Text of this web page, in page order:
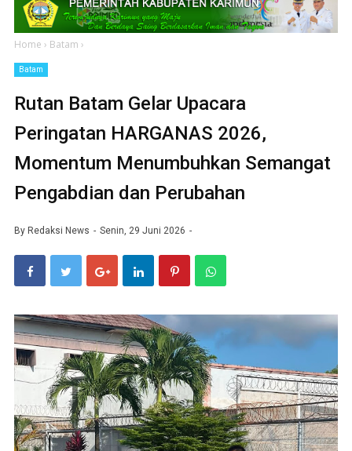
Home › Batam ›
Batam
Rutan Batam Gelar Upacara
Peringatan HARGANAS 2026,
Momentum Menumbuhkan Semangat
Pengabdian dan Perubahan
By Redaksi News Senin, 29 Juni 2026